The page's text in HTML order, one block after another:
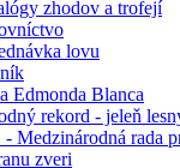
zhodov a trofejí
lovu
Edmonda Blanca
rekord - jeleň
- Medzinárodná rada
zveri